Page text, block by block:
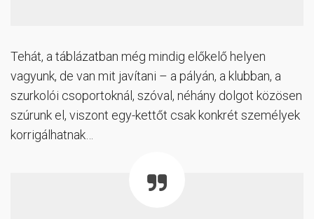
Tehát, a táblázatban még mindig előkelő helyen
vagyunk, de van mit javítani – a pályán, a klubban, a
szurkolói csoportoknál, szóval, néhány dolgot közösen
szúrunk el, viszont egy-kettőt csak konkrét személyek
korrigálhatnak…